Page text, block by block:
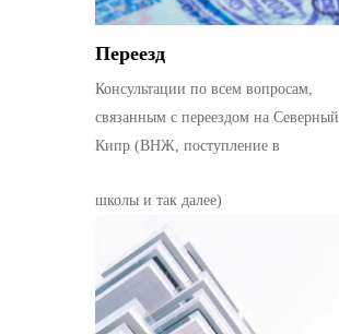
Переезд
Консультации по всем вопросам,
связанным с переездом на Северный
Кипр (ВНЖ, поступление в
школы и так далее)